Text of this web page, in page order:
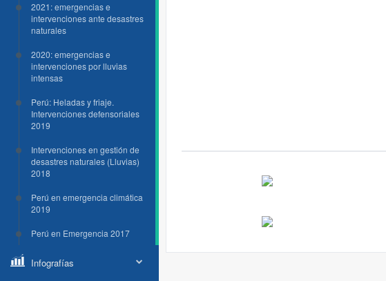
2021: emergencias e
intervenciones ante desastres
naturales
2020: emergencias e
intervenciones por lluvias
intensas
Perú: Heladas y friaje.
Intervenciones defensoriales
2019
Intervenciones en gestión de
desastres naturales (Lluvias)
2018
Perú en emergencia climática
2019
Perú en Emergencia 2017
Infografías